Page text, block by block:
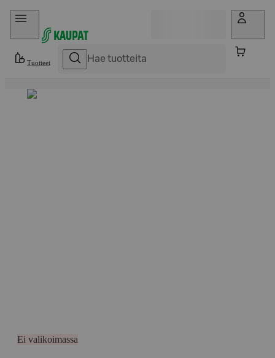
Hyppää sisältöön
Tuotteet
Ei valikoimassa